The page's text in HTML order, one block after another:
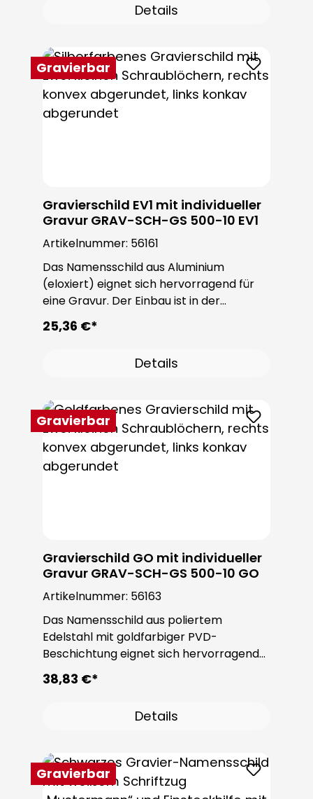
Details
Gravierbar
Gravierschild EV1 mit individueller
Gravur GRAV-SCH-GS 500-10 EV1
Artikelnummer: 56161
Das Namensschild aus Aluminium
(eloxiert) eignet sich hervorragend für
eine Gravur. Der Einbau ist in der
ROBUSTA Sondertürstation oder
individuell möglich. Die Schrauben sind im
25,36 €*
Details
Gravierbar
Gravierschild GO mit individueller
Gravur GRAV-SCH-GS 500-10 GO
Artikelnummer: 56163
Das Namensschild aus poliertem
Edelstahl mit goldfarbiger PVD-
Beschichtung eignet sich hervorragend
für eine Gravur. Der Einbau ist in der
ROBUSTA Sondertürstation oder
Lieferumfang enthalten.
38,83 €*
Details
Gravierbar